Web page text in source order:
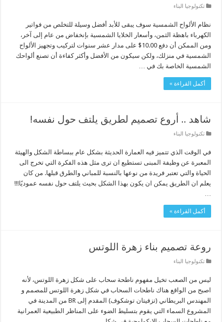
تكنولوجيا البناء
نظام الألواح الشمسية سوف يبقى للأبد أفضل وسيلة للتخلص من فواتير
الكهرباء باهظة الثمن، وأسعار الخلايا الشمسية بإنخفاض من عام إلى آخر،
ومن الممكن أن دفع 10.00$ على مدار عشر سنوات لتركيب وتجهيز الألواح
الشمسية في منزلك، ولكن سيكون من الأفضل وأكثر كفاءة أن تصنع ألواحك
الشمسية الخاصة بك في …
أكمل القراءة »
شاهد .. أروع تصميم لطريق يلتف حول نفسه!
تكنولوجيا البناء
في الوقت الذي تتميز فيه العمارة الحديثة بشكل عام ببساطة الشكل والهيئة
المعبرة عن وظيفة المبنى تستطيع ان ترى مثل هذه الفكرة التي تخرج الى
الحياة والتي تعتبر فريدة من نوعها بالنسبة للمباني والطرق قبلها. من كان
يعلم ان الطريق يمكن ان يكون بهذا الشكل بحيث يلتف حول نفسه عموديًا!!!
…
أكمل القراءة »
روعة تصميم بناء زهرة اللوتس
تكنولوجيا البناء
ليس من الصعب تخيل مفهوم ناطحة سحاب على شكل زهرة اللوتس، لأنه
اصبح من الواقع هناك ناطحات السحاب في شكل زهرة اللوتس للمصمم و
المهندس البريطاني (تزفيتان توشكوف) المقدم إلى BR من المدينة في
المشروع السماء التي يقوم بتسليط الضوء على المناظر الطبيعية العمرانية